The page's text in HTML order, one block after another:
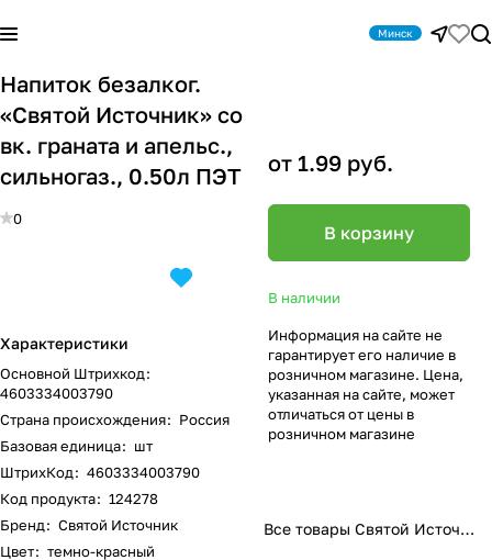
Минск
Напиток безалког.
«Святой Источник» со
вк. граната и апельс.,
сильногаз., 0.50л ПЭТ
0
Характеристики
Основной Штрихкод:
4603334003790
Страна происхождения: Россия
Базовая единица: шт
ШтрихКод: 4603334003790
Код продукта: 124278
Бренд: Святой Источник
Цвет: темно-красный
от 1.99 руб.
В корзину
В наличии
Информация на сайте не
гарантирует его наличие в
розничном магазине. Цена,
указанная на сайте, может
отличаться от цены в
розничном магазине
Все товары Святой Источник